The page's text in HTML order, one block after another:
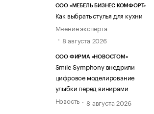
ООО «МЕБЕЛЬ БИЗНЕС КОМФОРТ»
Как выбрать стулья для кухни
Мнение эксперта
8 августа 2026
ООО ФИРМА «НОВОСТОМ»
Smile Symphony внедрили
цифровое моделирование
улыбки перед винирами
Новость
8 августа 2026